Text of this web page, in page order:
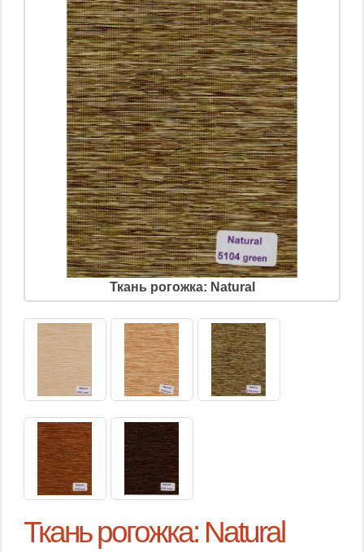
Ткань рогожка: Natural
Ткань рогожка: Natural